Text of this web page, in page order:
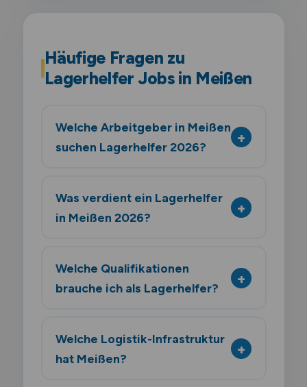
Häufige Fragen zu
Lagerhelfer Jobs in Meißen
Welche Arbeitgeber in Meißen
suchen Lagerhelfer 2026?
Was verdient ein Lagerhelfer
in Meißen 2026?
Welche Qualifikationen
brauche ich als Lagerhelfer?
Welche Logistik-Infrastruktur
hat Meißen?